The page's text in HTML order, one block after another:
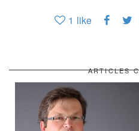
1 like
ARTICLES